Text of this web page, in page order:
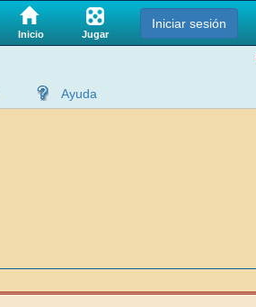
Inicio Jugar
Iniciar sesión
Ayuda